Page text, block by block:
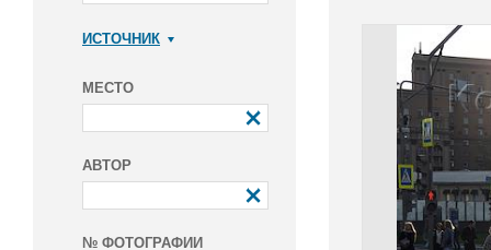
ИСТОЧНИК
МЕСТО
АВТОР
№ ФОТОГРАФИИ